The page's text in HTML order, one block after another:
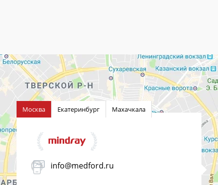
Москва Екатеринбург Махачкала
info@medford.ru